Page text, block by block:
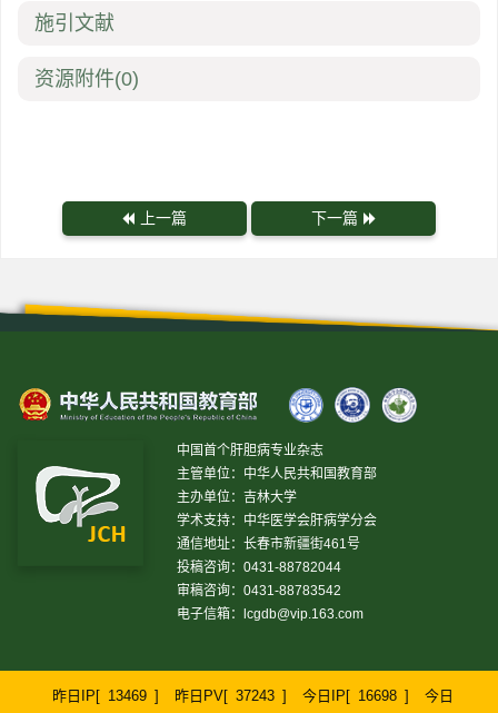
施引文献
资源附件(0)
上一篇 下一篇
中国首个肝胆病专业杂志
主管单位：中华人民共和国教育部
主办单位：吉林大学
学术支持：中华医学会肝病学分会
通信地址：长春市新疆街461号
投稿咨询：0431-88782044
审稿咨询：0431-88783542
电子信箱：
lcgdb@vip.163.com
昨日IP[ 13469 ] 昨日PV[ 37243 ] 今日IP[ 16698 ] 今日